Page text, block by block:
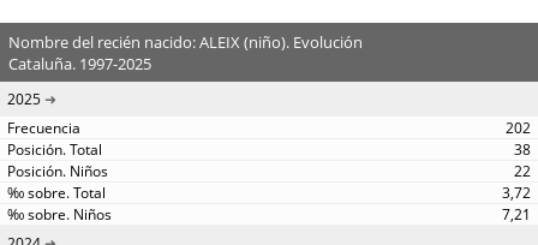
Nombre del recién nacido: ALEIX (niño). Evolución
Cataluña. 1997-2025
2025
202
38
22
3,72
7,21